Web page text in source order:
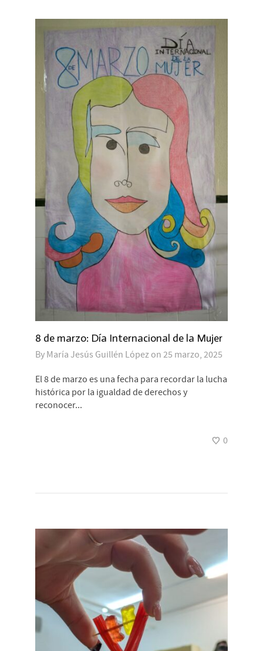
8 de marzo: Día Internacional de la Mujer
By María Jesús Guillén López on 25 marzo, 2025
El 8 de marzo es una fecha para recordar la lucha
histórica por la igualdad de derechos y
reconocer...
0